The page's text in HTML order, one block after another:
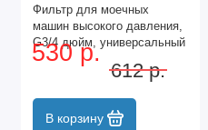
Фильтр для моечных
машин высокого давления,
G3/4 дюйм, универсальный
Denzel
530 р.
612 р.
В корзину